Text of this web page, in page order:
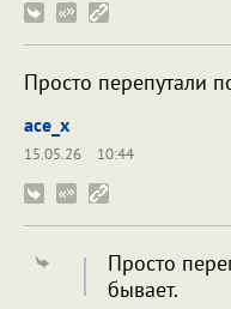
Просто перепутали
ace_x
15.05.26
10:44
Просто
бывает.